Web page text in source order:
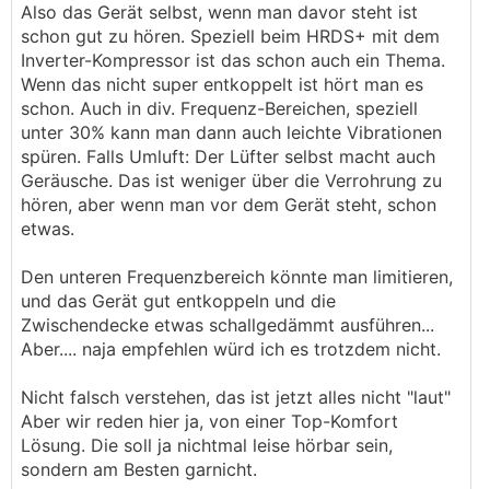
Also das Gerät selbst, wenn man davor steht ist
schon gut zu hören. Speziell beim HRDS+ mit dem
Inverter-Kompressor ist das schon auch ein Thema.
Wenn das nicht super entkoppelt ist hört man es
schon. Auch in div. Frequenz-Bereichen, speziell
unter 30% kann man dann auch leichte Vibrationen
spüren. Falls Umluft: Der Lüfter selbst macht auch
Geräusche. Das ist weniger über die Verrohrung zu
hören, aber wenn man vor dem Gerät steht, schon
etwas.
Den unteren Frequenzbereich könnte man limitieren,
und das Gerät gut entkoppeln und die
Zwischendecke etwas schallgedämmt ausführen...
Aber.... naja empfehlen würd ich es trotzdem nicht.
Nicht falsch verstehen, das ist jetzt alles nicht "laut"
Aber wir reden hier ja, von einer Top-Komfort
Lösung. Die soll ja nichtmal leise hörbar sein,
sondern am Besten garnicht.